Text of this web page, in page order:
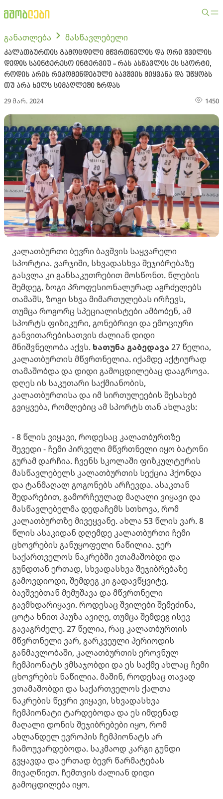
განათლება მასწავლებელი
კალათბურთის გამოცდილი მწვრთნელის და ორი შვილის
დედის საინტერესო ინტერვიუ - რას ასწავლის ეს სპორტი,
როდის არის რეკომენდებული ბავშვის მიყვანა და უწყობს
თუ არა ხელს სიმაღლეში ზრდას
29 მარ. 2024 1450
კალათბურთი ბევრი ბავშვის საყვარელი
სპორტია. ვარჯიში, სხვადასხვა შეჯიბრებაზე
გასვლა კი განსაკუთრებით მოსწონთ. წლების
შემდეგ, ზოგი პროფესიონალურად აგრძელებს
თამაშს, ზოგი სხვა მიმართულებას ირჩევს,
თუმცა როგორც სპეციალისტები ამბობენ, ამ
სპორტს ფიზიკური, გონებრივი და ემოციური
განვითარებისათვის ძალიან დიდი
მნიშვნელობა აქვს. ხათუნა გაბედავა 27 წელია,
კალათბურთის მწვრთნელია. იქამდე აქტიურად
თამაშობდა და დიდი გამოცდილებაც დააგროვა.
დღეს ის საკუთარი საქმიანობის,
კალათბურთისა და იმ სირთულეების შესახებ
გვიყვება, რომლებიც ამ სპორტს თან ახლავს:
- 8 წლის ვიყავი, როდესაც კალათბურთზე
შევედი - ჩემი პირველი მწვრთნელი იყო ბატონი
გურამ დარჩია. ჩვენს სკოლაში ფიზკულტურის
მასწავლებელს კალათბურთის სექცია ჰქონდა
და ტანმაღალ გოგონებს არჩევდა. ასაკთან
შედარებით, გამორჩეულად მაღალი ვიყავი და
მასწავლებელმა დედაჩემს სთხოვა, რომ
კალათბურთზე მივეყვანე. ახლა 53 წლის ვარ. 8
წლის ასაკიდან დღემდე კალათბურთი ჩემი
ცხოვრების განუყოფელი ნაწილია. ჯერ
საქართველოს ნაკრებში ვთამაშობდი და
გუნდთან ერთად, სხვადასხვა შეჯიბრებაზე
გამოვდიოდი, შემდეგ კი გადავწყვიტე,
ბავშვებთან მემუშავა და მწვრთნელი
გავმხდარიყავი. როდესაც შვილები შემეძინა,
ცოტა ხნით პაუზა ავიღე, თუმცა შემდეგ ისევ
გავაგრძელე. 27 წელია, რაც კალათბურთის
მწვრთნელი ვარ, გარკვეული პერიოდის
განმავლობაში, კალათბურთის ეროვნულ
ჩემპიონატს ვმსაჯობდი და ეს საქმე ახლაც ჩემი
ცხოვრების ნაწილია. მაშინ, როდესაც თავად
ვთამაშობდი და საქართველოს ქალთა
ნაკრების წევრი ვიყავი, სხვადასხვა
ჩემპიონატი ტარდებოდა და ეს იმდენად
მაღალი დონის შეჯიბრებები იყო, რომ
ახლანდელ ევროპის ჩემპიონატს არ
ჩამოუვარდებოდა. საკმაოდ კარგი გუნდი
გვყავდა და ერთად ბევრ წარმატებას
მივაღწიეთ. ჩემთვის ძალიან დიდი
გამოცდილება იყო.